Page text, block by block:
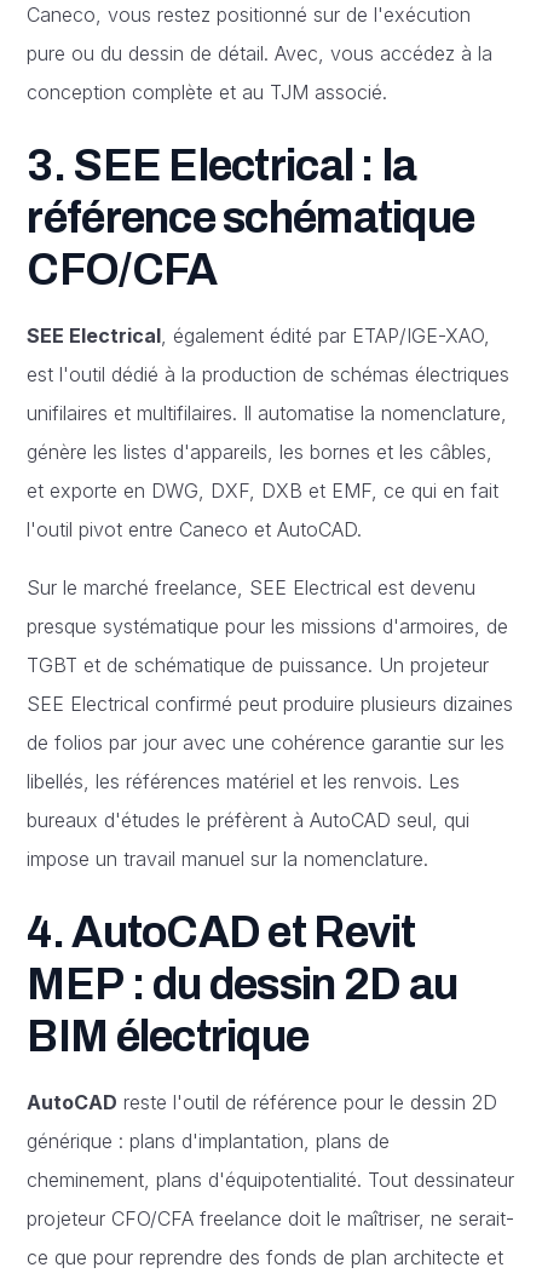
Caneco, vous restez positionné sur de l'exécution
pure ou du dessin de détail. Avec, vous accédez à la
conception complète et au TJM associé.
3. SEE Electrical : la
référence schématique
CFO/CFA
SEE Electrical , également édité par ETAP/IGE-XAO,
est l'outil dédié à la production de schémas électriques
unifilaires et multifilaires. Il automatise la nomenclature,
génère les listes d'appareils, les bornes et les câbles,
et exporte en DWG, DXF, DXB et EMF, ce qui en fait
l'outil pivot entre Caneco et AutoCAD.
Sur le marché freelance, SEE Electrical est devenu
presque systématique pour les missions d'armoires, de
TGBT et de schématique de puissance. Un projeteur
SEE Electrical confirmé peut produire plusieurs dizaines
de folios par jour avec une cohérence garantie sur les
libellés, les références matériel et les renvois. Les
bureaux d'études le préfèrent à AutoCAD seul, qui
impose un travail manuel sur la nomenclature.
4. AutoCAD et Revit
MEP : du dessin 2D au
BIM électrique
AutoCAD reste l'outil de référence pour le dessin 2D
générique : plans d'implantation, plans de
cheminement, plans d'équipotentialité. Tout dessinateur
projeteur CFO/CFA freelance doit le maîtriser, ne serait-
ce que pour reprendre des fonds de plan architecte et